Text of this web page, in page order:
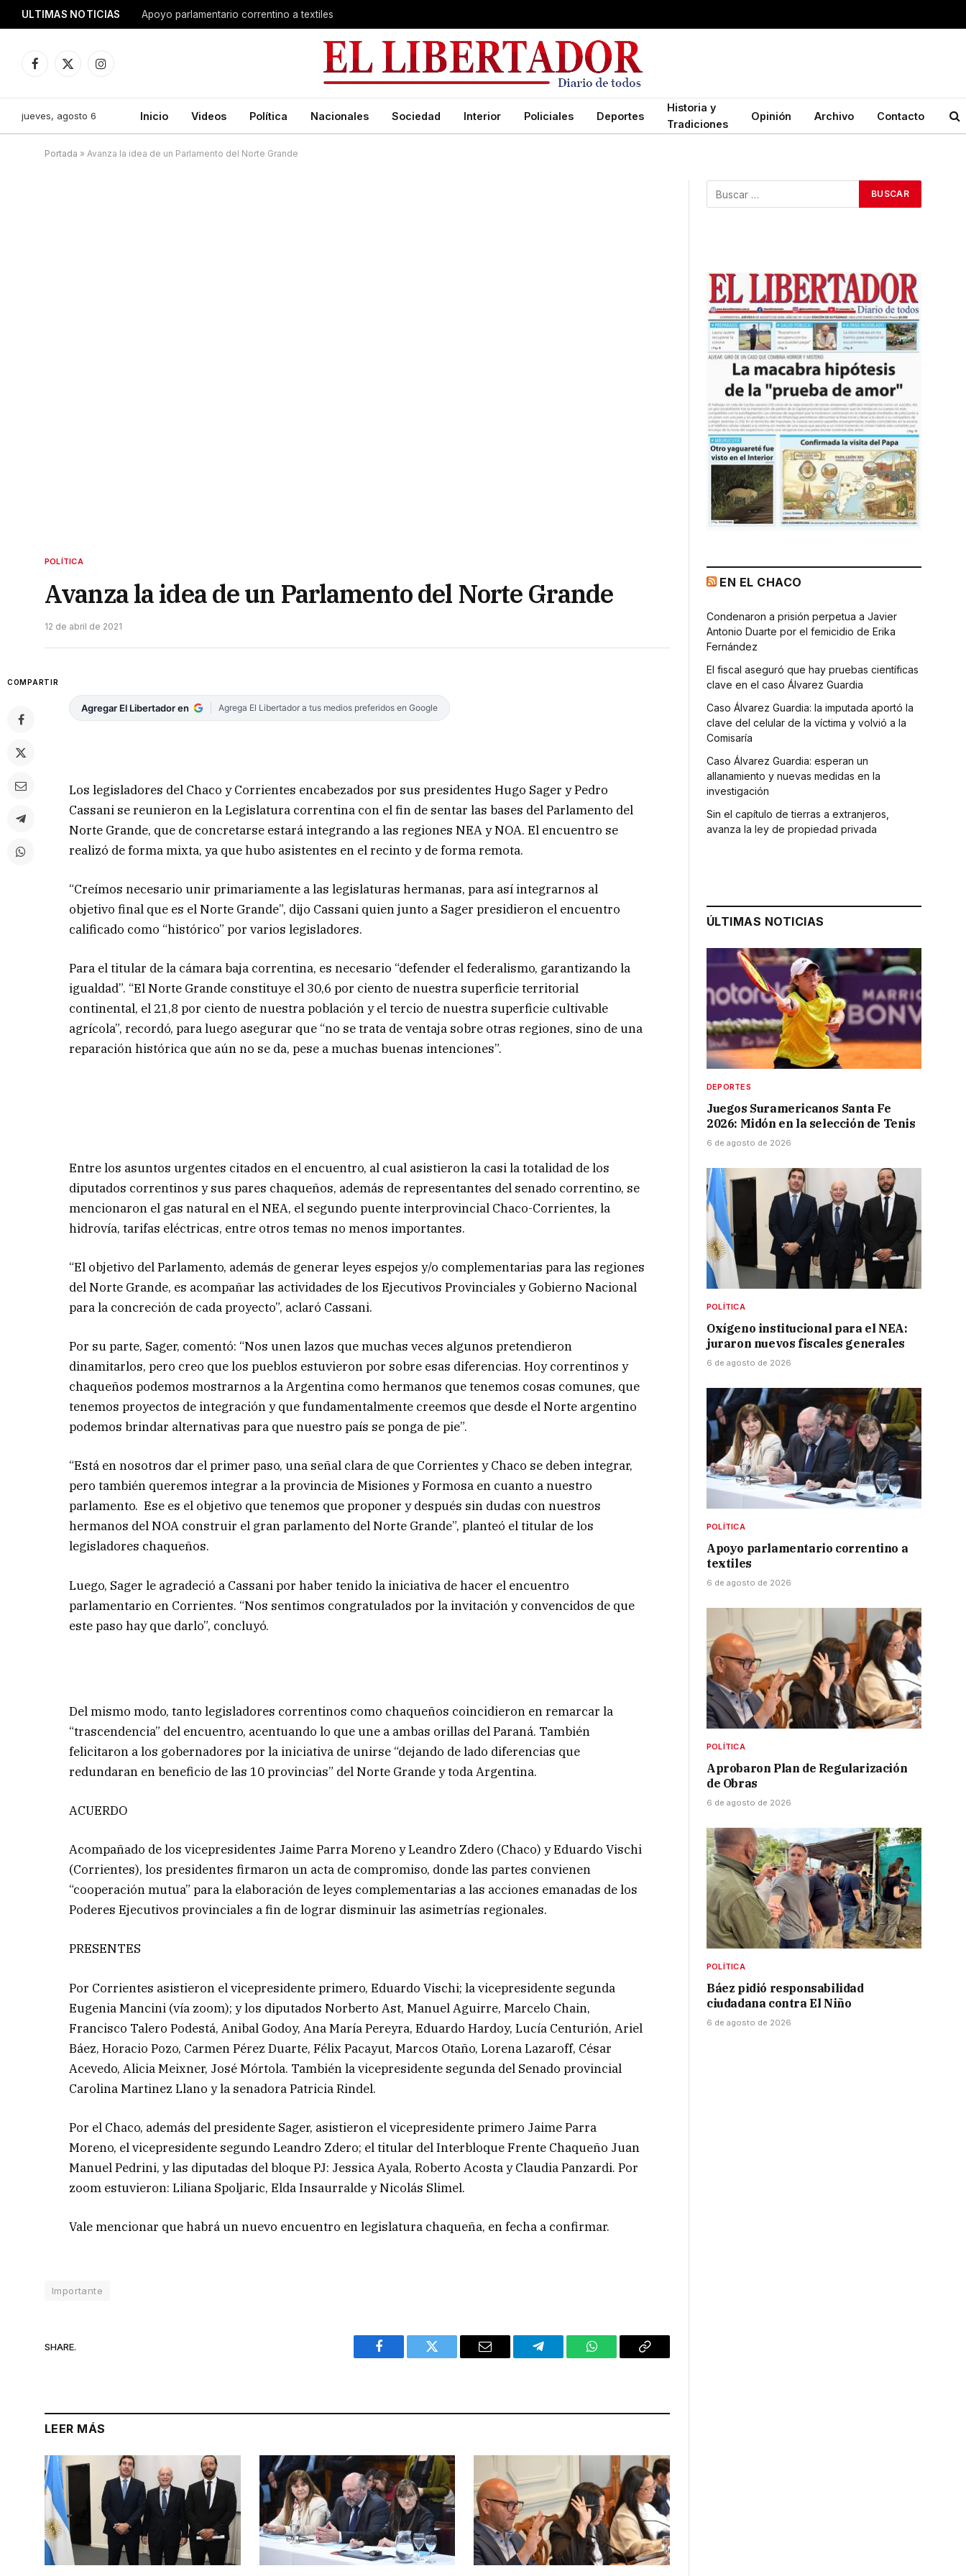
ULTIMAS NOTICIAS Apoyo parlamentario correntino a textiles
Facebook
X
Instagram
jueves, agosto 6 Inicio Videos Política Nacionales Sociedad Interior Policiales Deportes
Historia y
Tradiciones
Opinión Archivo Contacto
Portada » Avanza la idea de un Parlamento del Norte Grande
POLÍTICA
Avanza la idea de un Parlamento del Norte Grande
12 de abril de 2021
COMPARTIR
Agregar El Libertador en Agrega El Libertador a tus medios preferidos en Google
Los legisladores del Chaco y Corrientes encabezados por sus presidentes Hugo Sager y Pedro
Cassani se reunieron en la Legislatura correntina con el fin de sentar las bases del Parlamento del
Norte Grande, que de concretarse estará integrando a las regiones NEA y NOA. El encuentro se
realizó de forma mixta, ya que hubo asistentes en el recinto y de forma remota.
“Creímos necesario unir primariamente a las legislaturas hermanas, para así integrarnos al
objetivo final que es el Norte Grande”, dijo Cassani quien junto a Sager presidieron el encuentro
calificado como “histórico” por varios legisladores.
Para el titular de la cámara baja correntina, es necesario “defender el federalismo, garantizando la
igualdad”. “El Norte Grande constituye el 30,6 por ciento de nuestra superficie territorial
continental, el 21,8 por ciento de nuestra población y el tercio de nuestra superficie cultivable
agrícola”, recordó, para luego asegurar que “no se trata de ventaja sobre otras regiones, sino de una
reparación histórica que aún no se da, pese a muchas buenas intenciones”.
Entre los asuntos urgentes citados en el encuentro, al cual asistieron la casi la totalidad de los
diputados correntinos y sus pares chaqueños, además de representantes del senado correntino, se
mencionaron el gas natural en el NEA, el segundo puente interprovincial Chaco-Corrientes, la
hidrovía, tarifas eléctricas, entre otros temas no menos importantes.
“El objetivo del Parlamento, además de generar leyes espejos y/o complementarias para las regiones
del Norte Grande, es acompañar las actividades de los Ejecutivos Provinciales y Gobierno Nacional
para la concreción de cada proyecto”, aclaró Cassani.
Por su parte, Sager, comentó: “Nos unen lazos que muchas veces algunos pretendieron
dinamitarlos, pero creo que los pueblos estuvieron por sobre esas diferencias. Hoy correntinos y
chaqueños podemos mostrarnos a la Argentina como hermanos que tenemos cosas comunes, que
tenemos proyectos de integración y que fundamentalmente creemos que desde el Norte argentino
podemos brindar alternativas para que nuestro país se ponga de pie”.
“Está en nosotros dar el primer paso, una señal clara de que Corrientes y Chaco se deben integrar,
pero también queremos integrar a la provincia de Misiones y Formosa en cuanto a nuestro
parlamento. Ese es el objetivo que tenemos que proponer y después sin dudas con nuestros
hermanos del NOA construir el gran parlamento del Norte Grande”, planteó el titular de los
legisladores chaqueños.
Luego, Sager le agradeció a Cassani por haber tenido la iniciativa de hacer el encuentro
parlamentario en Corrientes. “Nos sentimos congratulados por la invitación y convencidos de que
este paso hay que darlo”, concluyó.
Del mismo modo, tanto legisladores correntinos como chaqueños coincidieron en remarcar la
“trascendencia” del encuentro, acentuando lo que une a ambas orillas del Paraná. También
felicitaron a los gobernadores por la iniciativa de unirse “dejando de lado diferencias que
redundaran en beneficio de las 10 provincias” del Norte Grande y toda Argentina.
ACUERDO
Acompañado de los vicepresidentes Jaime Parra Moreno y Leandro Zdero (Chaco) y Eduardo Vischi
(Corrientes), los presidentes firmaron un acta de compromiso, donde las partes convienen
“cooperación mutua” para la elaboración de leyes complementarias a las acciones emanadas de los
Poderes Ejecutivos provinciales a fin de lograr disminuir las asimetrías regionales.
PRESENTES
Por Corrientes asistieron el vicepresidente primero, Eduardo Vischi; la vicepresidente segunda
Eugenia Mancini (vía zoom); y los diputados Norberto Ast, Manuel Aguirre, Marcelo Chain,
Francisco Talero Podestá, Anibal Godoy, Ana María Pereyra, Eduardo Hardoy, Lucía Centurión, Ariel
Báez, Horacio Pozo, Carmen Pérez Duarte, Félix Pacayut, Marcos Otaño, Lorena Lazaroff, César
Acevedo, Alicia Meixner, José Mórtola. También la vicepresidente segunda del Senado provincial
Carolina Martinez Llano y la senadora Patricia Rindel.
Por el Chaco, además del presidente Sager, asistieron el vicepresidente primero Jaime Parra
Moreno, el vicepresidente segundo Leandro Zdero; el titular del Interbloque Frente Chaqueño Juan
Manuel Pedrini, y las diputadas del bloque PJ: Jessica Ayala, Roberto Acosta y Claudia Panzardi. Por
zoom estuvieron: Liliana Spoljaric, Elda Insaurralde y Nicolás Slimel.
Vale mencionar que habrá un nuevo encuentro en legislatura chaqueña, en fecha a confirmar.
Importante
SHARE.
Facebook Twitter Email Telegram WhatsAppCopy
LEER MÁS
EN EL CHACO
Condenaron a prisión perpetua a Javier
Antonio Duarte por el femicidio de Erika
Fernández
El fiscal aseguró que hay pruebas científicas
clave en el caso Álvarez Guardia
Caso Álvarez Guardia: la imputada aportó la
clave del celular de la víctima y volvió a la
Comisaría
Caso Álvarez Guardia: esperan un
allanamiento y nuevas medidas en la
investigación
Sin el capítulo de tierras a extranjeros,
avanza la ley de propiedad privada
ÚLTIMAS NOTICIAS
DEPORTES
Juegos Suramericanos Santa Fe
2026: Midón en la selección de Tenis
6 de agosto de 2026
POLÍTICA
Oxígeno institucional para el NEA:
juraron nuevos fiscales generales
6 de agosto de 2026
POLÍTICA
Apoyo parlamentario correntino a
textiles
6 de agosto de 2026
POLÍTICA
Aprobaron Plan de Regularización
de Obras
6 de agosto de 2026
POLÍTICA
Báez pidió responsabilidad
ciudadana contra El Niño
6 de agosto de 2026